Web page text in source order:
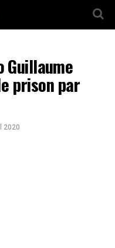
Guillaume
prison par
2020